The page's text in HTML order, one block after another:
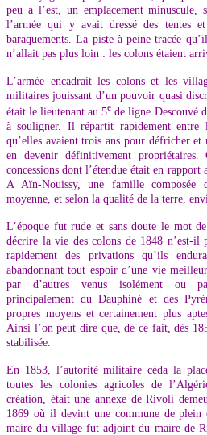
peu à l’est, un emplacement minuscule,
l’armée qui y avait dressé des tentes
baraquements. La piste à peine tracée
n’allait pas plus loin : les colons étaient
L’armée encadrait les colons et les
militaires jouissant d’un pouvoir quasi
était le lieutenant au 5e de ligne Descouvé
à souligner. Il répartit rapidement
qu’elles avaient trois ans pour défricher
en devenir définitivement propriétaires.
concessions dont l’étendue était en rapport
A Aïn-Nouissy, une famille composée
moyenne, et selon la qualité de la terre,
L’époque fut rude et sans doute le mot
décrire la vie des colons de 1848 n’est-il
rapidement des privations qu’ils
abandonnant tout espoir d’une vie
par d’autres venus isolément ou
principalement du Dauphiné et des
propres moyens et certainement plus
Ainsi l’on peut dire que, de ce fait, dès
stabilisée.
En 1853, l’autorité militaire céda la
toutes les colonies agricoles de
création, était une annexe de Rivoli
1869 où il devint une commune de plein
maire du village fut adjoint du maire de